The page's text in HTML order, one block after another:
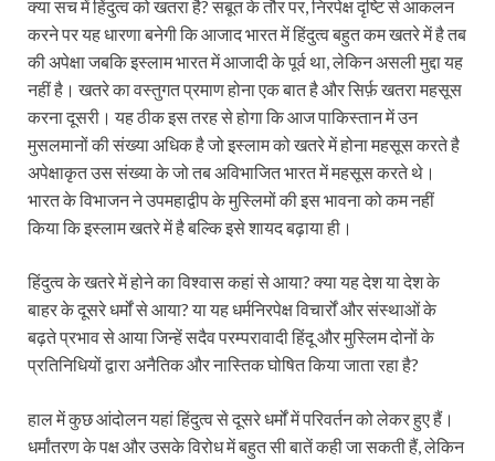
क्या सच में हिंदुत्व को खतरा है? सबूत के तौर पर, निरपेक्ष दृष्टि से आकलन
करने पर यह धारणा बनेगी कि आजाद भारत में हिंदुत्व बहुत कम खतरे में है तब
की अपेक्षा जबकि इस्लाम भारत में आजादी के पूर्व था, लेकिन असली मुद्दा यह
नहीं है। खतरे का वस्तुगत प्रमाण होना एक बात है और सिर्फ़ खतरा महसूस
करना दूसरी। यह ठीक इस तरह से होगा कि आज पाकिस्तान में उन
मुसलमानों की संख्या अधिक है जो इस्लाम को खतरे में होना महसूस करते है
अपेक्षाकृत उस संख्या के जो तब अविभाजित भारत में महसूस करते थे।
भारत के विभाजन ने उपमहाद्वीप के मुस्लिमों की इस भावना को कम नहीं
किया कि इस्लाम खतरे में है बल्कि इसे शायद बढ़ाया ही।
हिंदुत्व के खतरे में होने का विश्वास कहां से आया? क्या यह देश या देश के
बाहर के दूसरे धर्मों से आया? या यह धर्मनिरपेक्ष विचार्रों और संस्थाओं के
बढ़ते प्रभाव से आया जिन्हें सदैव परम्परावादी हिंदू और मुस्लिम दोनों के
प्रतिनिधियों द्वारा अनैतिक और नास्तिक घोषित किया जाता रहा है?
हाल में कुछ आंदोलन यहां हिंदुत्व से दूसरे धर्मों में परिवर्तन को लेकर हुए हैं।
धर्मांतरण के पक्ष और उसके विरोध में बहुत सी बातें कही जा सकती हैं, लेकिन